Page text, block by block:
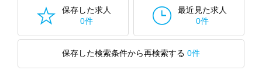
保存した求人
0件
最近見た求人
0件
保存した検索条件から再検索する 0件